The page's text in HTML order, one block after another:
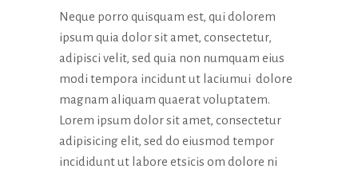
Neque porro quisquam est, qui dolorem
ipsum quia dolor sit amet, consectetur,
adipisci velit, sed quia non numquam eius
modi tempora incidunt ut laciumui dolore
magnam aliquam quaerat voluptatem.
Lorem ipsum dolor sit amet, consectetur
adipisicing elit, sed do eiusmod tempor
incididunt ut labore etsicis om dolore ni